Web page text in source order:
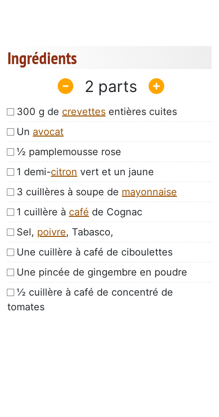
Ingrédients
2
300 g de crevettes entières cuites
Un avocat
½ pamplemousse rose
1 demi-citron vert et un jaune
3 cuillères à soupe de mayonnaise
1 cuillère à café de Cognac
Sel, poivre, Tabasco,
Une cuillère à café de ciboulettes
Une pincée de gingembre en poudre
½ cuillère à café de concentré de
tomates